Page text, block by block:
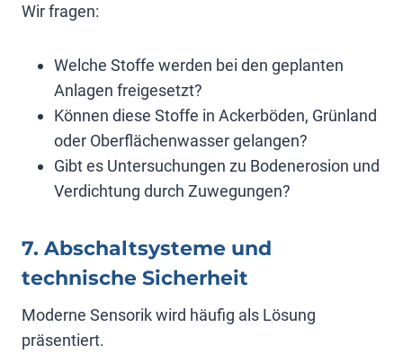
Wir fragen:
Welche Stoffe werden bei den geplanten
Anlagen freigesetzt?
Können diese Stoffe in Ackerböden, Grünland
oder Oberflächenwasser gelangen?
Gibt es Untersuchungen zu Bodenerosion und
Verdichtung durch Zuwegungen?
7. Abschaltsysteme und
technische Sicherheit
Moderne Sensorik wird häufig als Lösung
präsentiert.